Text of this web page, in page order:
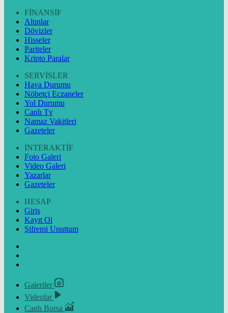
FİNANSİF
Altınlar
Dövizler
Hisseler
Pariteler
Kripto Paralar
SERVİSLER
Hava Durumu
Nöbetçi Eczaneler
Yol Durumu
Canlı Tv
Namaz Vakitleri
Gazeteler
İNTERAKTİF
Foto Galeri
Video Galeri
Yazarlar
Gazeteler
HESAP
Giriş
Kayıt Ol
Şifremi Unuttum
Galeriler
Videolar
Canlı Borsa